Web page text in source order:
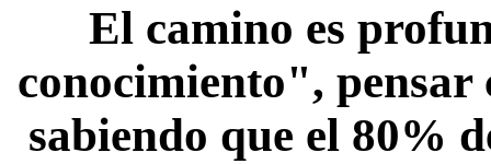
El camino es
conocimiento", pensar
sabiendo que el 80%